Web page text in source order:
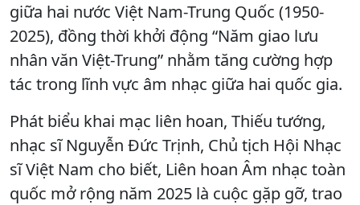
giữa hai nước Việt Nam-Trung Quốc (1950-
2025), đồng thời khởi động “Năm giao lưu
nhân văn Việt-Trung” nhằm tăng cường hợp
tác trong lĩnh vực âm nhạc giữa hai quốc gia.
Phát biểu khai mạc liên hoan, Thiếu tướng,
nhạc sĩ Nguyễn Đức Trịnh, Chủ tịch Hội Nhạc
sĩ Việt Nam cho biết, Liên hoan Âm nhạc toàn
quốc mở rộng năm 2025 là cuộc gặp gỡ, trao